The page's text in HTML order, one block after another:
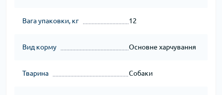
Вага упаковки, кг 12
Вид корму Основне харчування
Тварина Собаки